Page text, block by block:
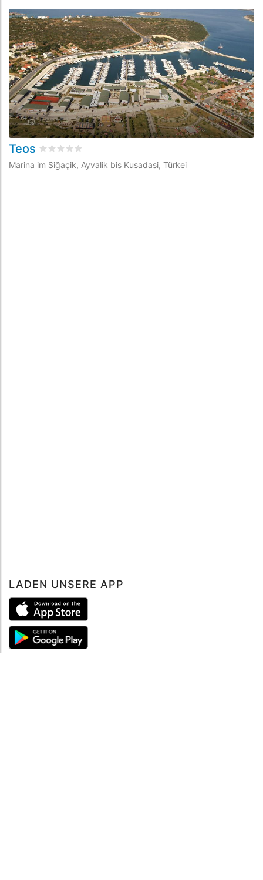
Teos bewertet0
Marina im Siğaçik, Ayvalik bis Kusadasi, Türkei
LADEN UNSERE APP